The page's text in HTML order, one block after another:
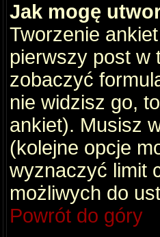
Jak mogę
Tworzenie
pierwszy post w
zobaczyć
nie widzisz go,
ankiet). Musisz
(kolejne opcje
wyznaczyć limit
możliwych do
Powrót do góry